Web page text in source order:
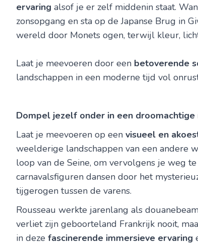
ervaring alsof je er zelf middenin staat.
zonsopgang en sta op de Japanse Brug in
wereld door Monets ogen, terwijl kleur,
Laat je meevoeren door een betoverende
landschappen in een moderne tijd vol
Dompel jezelf onder in een droomachtige
Laat je meevoeren op een visueel en
weelderige landschappen van een andere
loop van de Seine, om vervolgens je weg
carnavalsfiguren dansen door het
tijgerogen tussen de varens.
Rousseau werkte jarenlang als
verliet zijn geboorteland Frankrijk nooit,
in deze fascinerende immersieve ervaring